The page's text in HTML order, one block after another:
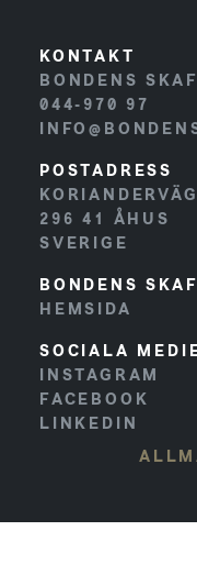
KONTAKT
BONDENS
044-970 97
POSTADRESS
296 41 ÅHUS
SVERIGE
BONDENS
HEMSIDA
SOCIALA
INSTAGRAM
FACEBOOK
LINKEDIN